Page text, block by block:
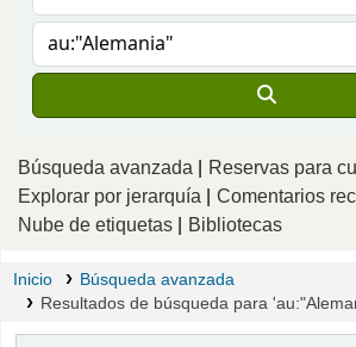
Búsqueda avanzada
Reservas para
Explorar por jerarquía
Comentarios
Nube de etiquetas
Bibliotecas
Inicio
Búsqueda avanzada
Resultados de búsqueda para